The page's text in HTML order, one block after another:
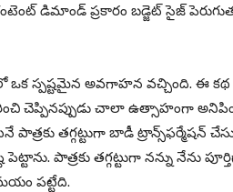
డిమాండ్ ప్రకారం బడ్జెట్ సైజ్
ఒక స్పష్టమైన అవగాహన వచ్చింది. ఈ
చెప్పినప్పుడు చాలా ఉత్సాహంగా
పాత్రకు తగ్గట్టుగా బాడీ ట్రాన్స్‌ఫర్మేషన్
పెట్టాను. పాత్రకు తగ్గట్టుగా నన్ను నేను
పట్టేది.